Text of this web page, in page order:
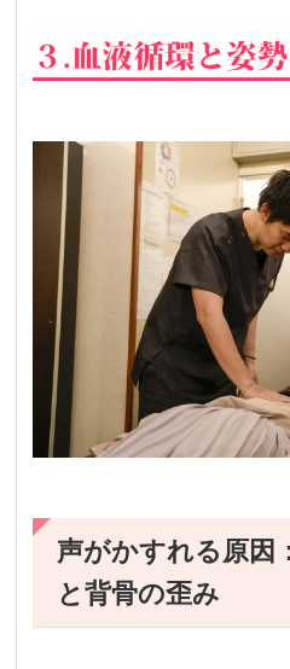
声がかすれる原因
と背骨の歪み